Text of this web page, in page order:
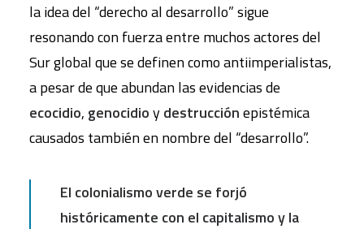
la idea del “derecho al desarrollo” sigue
resonando con fuerza entre muchos actores del
Sur global que se definen como antiimperialistas,
a pesar de que abundan las evidencias de
ecocidio, genocidioydestrucciónepistémica
causados también en nombre del “desarrollo”.
El colonialismo verde se forjó
históricamente con el capitalismo y la